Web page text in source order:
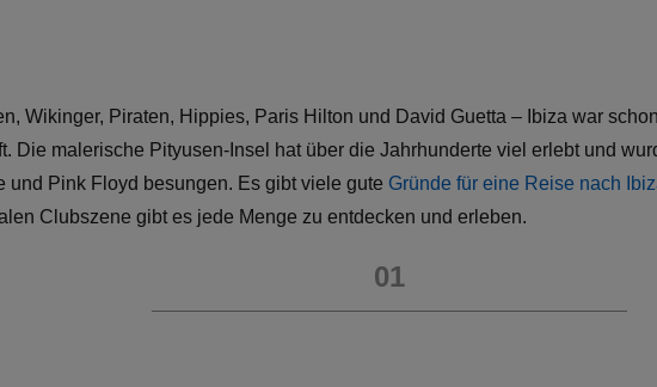
Wikinger, Piraten, Hippies, Paris Hilton und David Guetta – Ibiza war
Die malerische Pityusen-Insel hat über die Jahrhunderte viel erlebt und
und Pink Floyd besungen. Es gibt viele gute Gründe für eine Reise nach
Clubszene gibt es jede Menge zu entdecken und erleben.
01